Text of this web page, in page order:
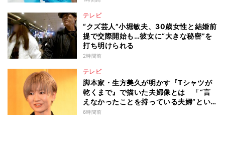
テレビ
“クズ芸人”小堀敏夫、30歳女性と結婚前
提で交際開始も…彼女に“大きな秘密”を
打ち明けられる
2時間前
テレビ
脚本家・生方美久が明かす『Tシャツが
乾くまで』で描いた夫婦像とは 「“言
えなかったことを持っている夫婦”とい
うのは面白いかも」
6時間前